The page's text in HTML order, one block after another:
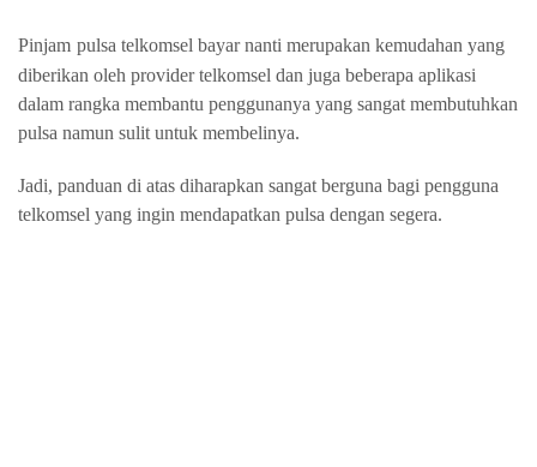
Pinjam pulsa telkomsel bayar nanti merupakan kemudahan yang
diberikan oleh provider telkomsel dan juga beberapa aplikasi
dalam rangka membantu penggunanya yang sangat membutuhkan
pulsa namun sulit untuk membelinya.
Jadi, panduan di atas diharapkan sangat berguna bagi pengguna
telkomsel yang ingin mendapatkan pulsa dengan segera.